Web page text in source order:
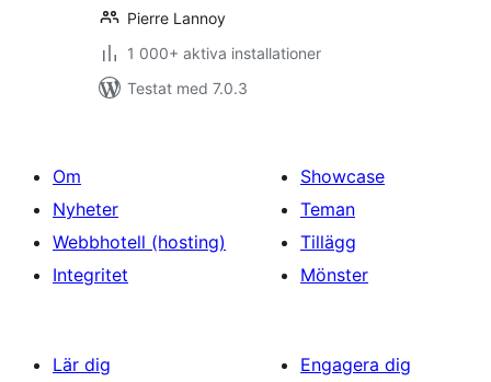
Pierre Lannoy
1 000+ aktiva installationer
Testat med 7.0.3
Om
Nyheter
Webbhotell (hosting)
Integritet
Showcase
Teman
Tillägg
Mönster
Lär dig
Engagera dig